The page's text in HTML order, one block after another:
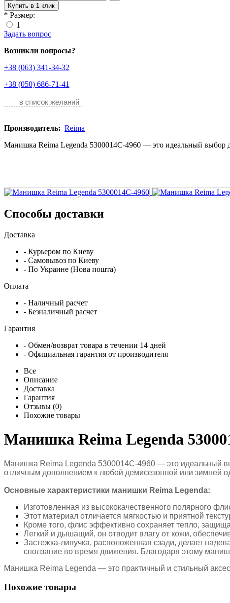
Купить в 1 клик
* Размер:
1
Задать вопрос
Возникли вопросы?
+38 (063) 341-34-32
+38 (050) 686-71-41
в список желаний
Производитель: Reima
Манишка Reima Legenda 5300014C-4960 — это идеальный выбор
Способы доставки
Доставка
- Курьером по Киеву
- Самовывоз по Киеву
- По Украине (Нова пошта)
Оплата
- Наличный расчет
- Безналичный расчет
Гарантия
- Обмен/возврат товара в течении 14 дней
- Официальная гарантия от производителя
Все
Описание
Доставка
Гарантия
Отзывы (0)
Похожие товары
Манишка Reima Legenda
Манишка Reima Legenda 5300014C-4960 — это идеальный
отличным дополнением к любой демисезонной или зимней
Основные характеристики манишки Reima Legenda:
Изготовленная из высококачественного полярного
Этот материал отличается мягкостью и приятной
Кроме того, флис эффективно сохраняет тепло,
Легкий и дышащий, он отводит влагу от кожи,
Застежка-липучка, расположенная сзади, делает
сползание во время движения. Благодаря этому
Манишка Reima Legenda — это практичный и стильный
Похожие товары